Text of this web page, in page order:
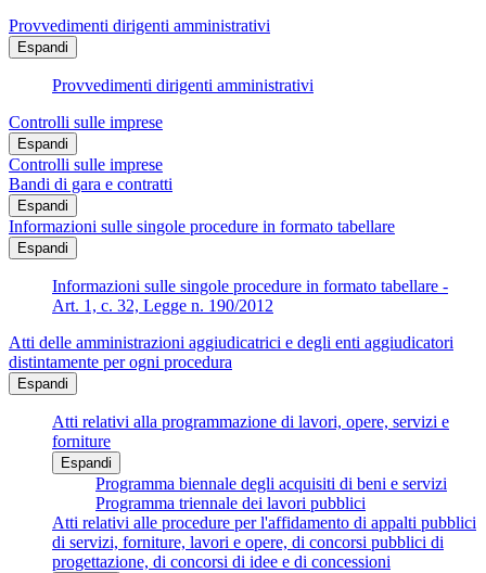
Provvedimenti dirigenti amministrativi
Espandi
Provvedimenti dirigenti amministrativi
Controlli sulle imprese
Espandi
Controlli sulle imprese
Bandi di gara e contratti
Espandi
Informazioni sulle singole procedure in formato tabellare
Espandi
Informazioni sulle singole procedure in formato tabellare -
Art. 1, c. 32, Legge n. 190/2012
Atti delle amministrazioni aggiudicatrici e degli enti aggiudicatori
distintamente per ogni procedura
Espandi
Atti relativi alla programmazione di lavori, opere, servizi e
forniture
Espandi
Programma biennale degli acquisiti di beni e servizi
Programma triennale dei lavori pubblici
Atti relativi alle procedure per l'affidamento di appalti pubblici
di servizi, forniture, lavori e opere, di concorsi pubblici di
progettazione, di concorsi di idee e di concessioni